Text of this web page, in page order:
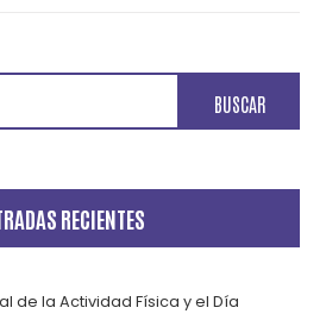
RECIENTES
de la Actividad Física y el Día